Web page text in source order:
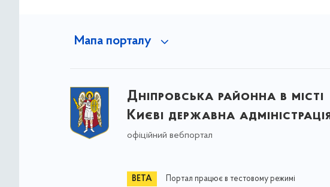
Мапа порталу
Дніпровська районна в місті
Києві державна
офіційний вебпортал
Портал працює в тестовому режимі